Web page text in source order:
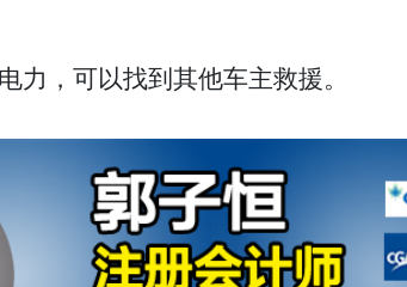
力，可以找到其他车主救援。